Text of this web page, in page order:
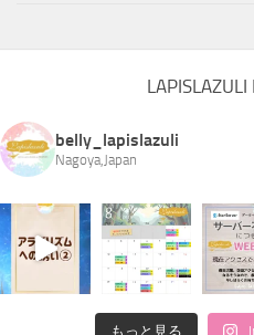
LAPISLAZULI
belly_lapislazuli
Nagoya,Japan
もっと見る